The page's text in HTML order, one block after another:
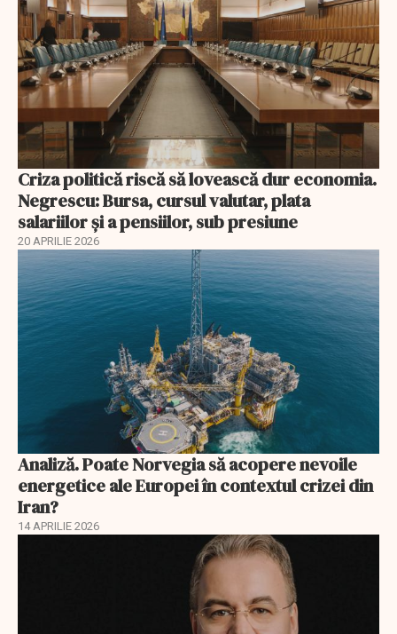
Criza politică riscă să lovească dur economia.
Negrescu: Bursa, cursul valutar, plata
salariilor şi a pensiilor, sub presiune
20 APRILIE 2026
Analiză. Poate Norvegia să acopere nevoile
energetice ale Europei în contextul crizei din
Iran?
14 APRILIE 2026